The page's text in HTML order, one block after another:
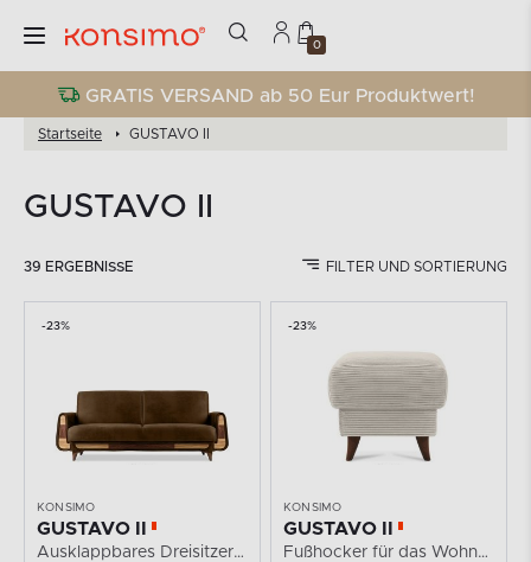
0
GRATIS VERSAND ab 50 Eur Produktwert!
Startseite GUSTAVO II
GUSTAVO II
39 ERGEBNISSE FILTER UND SORTIERUNG
-23%
KONSIMO
GUSTAVO II
Ausklappbares Dreisitzer-Sofa im Wildlederimitat-Stil...
-23%
KONSIMO
GUSTAVO II
Fußhocker für das Wohnzimmer mit Stauraum Kordstoff...